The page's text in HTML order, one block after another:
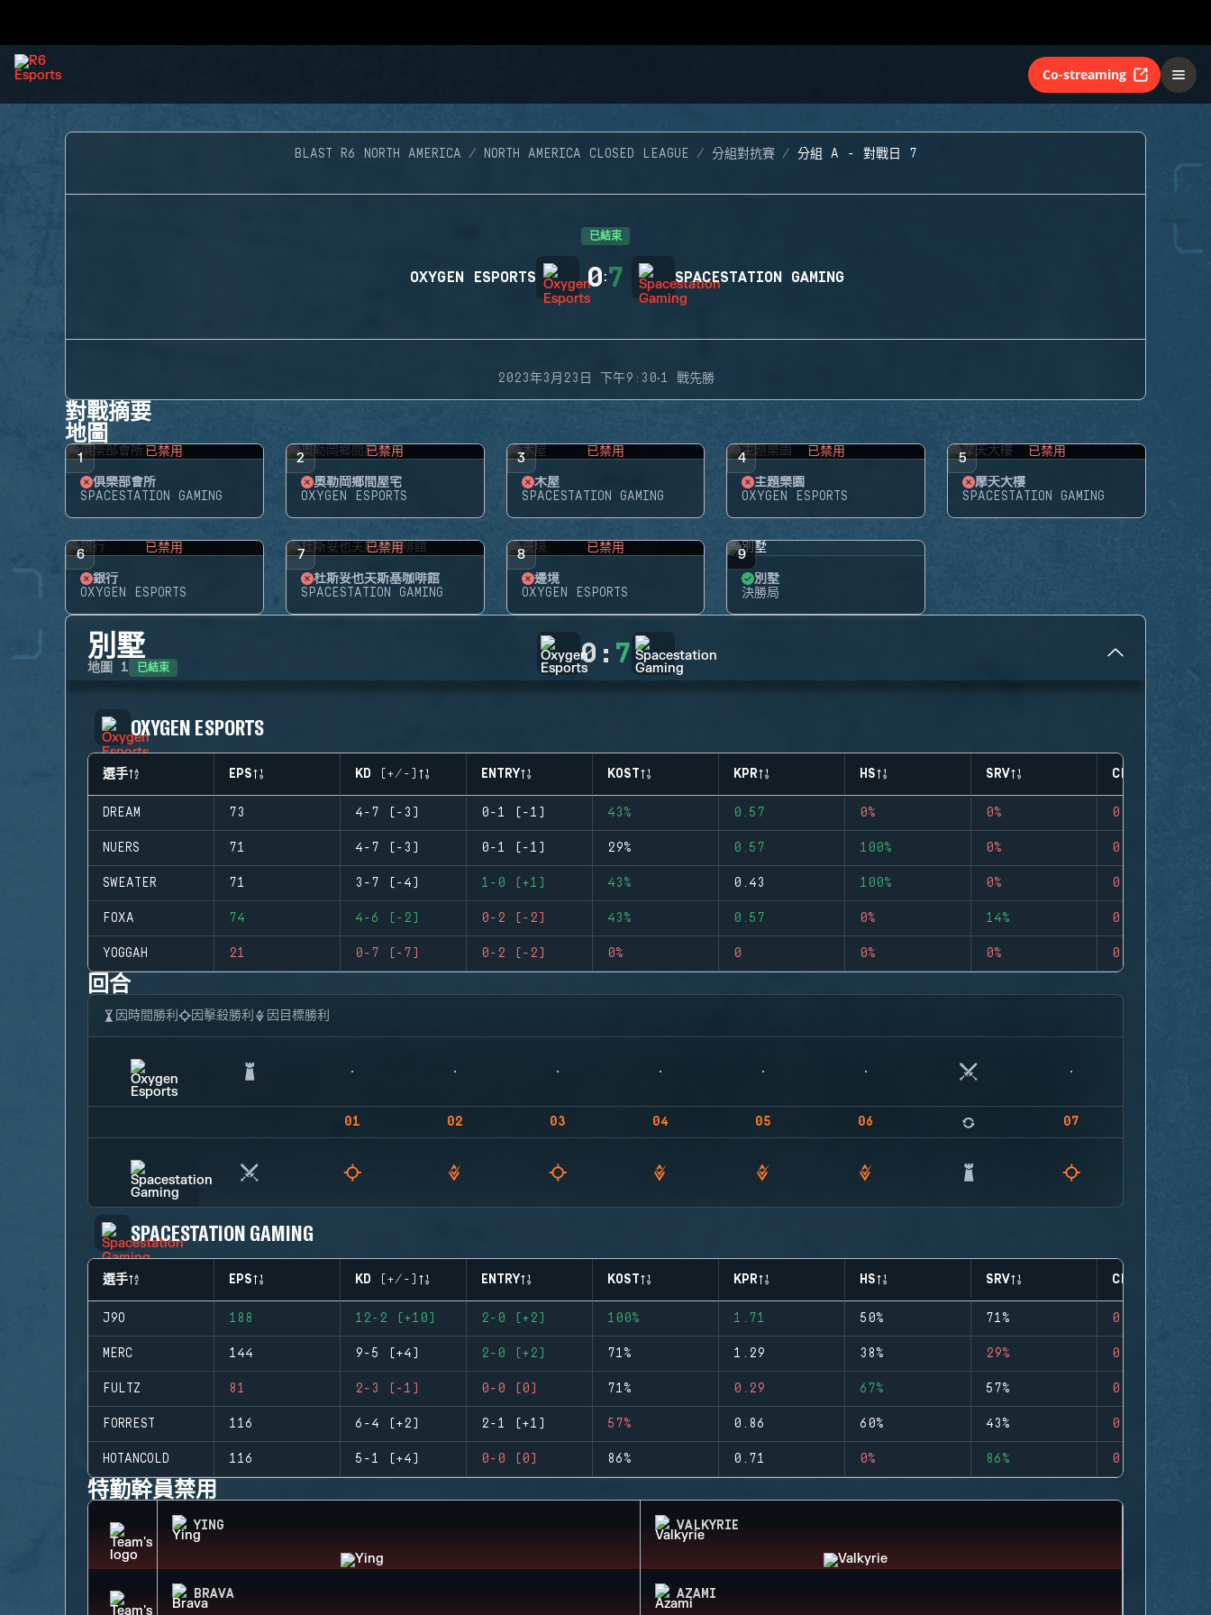
Co-streaming
BLAST R6 NORTH AMERICA NORTH AMERICA CLOSED LEAGUE 分組對抗賽 分組 A - 對戰日 7
已結束
OXYGEN ESPORTS 0:7 SPACESTATION GAMING
2023年3月23日 下午9:30·1 戰先勝
對戰摘要
地圖
1 已禁用
俱樂部會所
SPACESTATION GAMING
2 已禁用
奧勒岡鄉間屋宅
OXYGEN ESPORTS
3 已禁用
木屋
SPACESTATION GAMING
4 已禁用
主題樂園
OXYGEN ESPORTS
5 已禁用
摩天大樓
SPACESTATION GAMING
6 已禁用
銀行
OXYGEN ESPORTS
7 已禁用
杜斯妥也夫斯基咖啡館
SPACESTATION GAMING
8 已禁用
邊境
OXYGEN ESPORTS
9
別墅
決勝局
別墅
地圖 1 已結束 0 : 7
OXYGEN ESPORTS
選手 EPS KD (+/-) ENTRY KOST KPR HS SRV CLUTCHES
DREAM 73 4-7 (-3) 0-1 (-1) 43% 0.57 0% 0% 0
NUERS 71 4-7 (-3) 0-1 (-1) 29% 0.57 100% 0% 0
SWEATER 71 3-7 (-4) 1-0 (+1) 43% 0.43 100% 0% 0
FOXA 74 4-6 (-2) 0-2 (-2) 43% 0.57 0% 14% 0
YOGGAH 21 0-7 (-7) 0-2 (-2) 0% 0 0% 0% 0
回合
因時間勝利 因擊殺勝利 因目標勝利
01 02 03 04 05 06 07
SPACESTATION GAMING
選手 EPS KD (+/-) ENTRY KOST KPR HS SRV CLUTCHES
J9O 188 12-2 (+10) 2-0 (+2) 100% 1.71 50% 71% 0
MERC 144 9-5 (+4) 2-0 (+2) 71% 1.29 38% 29% 0
FULTZ 81 2-3 (-1) 0-0 (0) 71% 0.29 67% 57% 0
FORREST 116 6-4 (+2) 2-1 (+1) 57% 0.86 60% 43% 0
HOTANCOLD 116 5-1 (+4) 0-0 (0) 86% 0.71 0% 86% 0
特勤幹員禁用
YING VALKYRIE
BRAVA AZAMI